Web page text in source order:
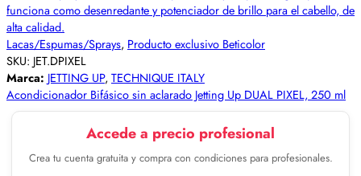
Lacas/Espumas/Sprays, Producto exclusivo Beticolor
SKU: JET.DPIXEL
Marca: JETTING UP, TECHNIQUE ITALY
Acondicionador Bifásico sin aclarado Jetting Up DUAL PIXEL, 250 ml
Accede a precio profesional
Crea tu cuenta gratuita y compra con condiciones para profesionales.